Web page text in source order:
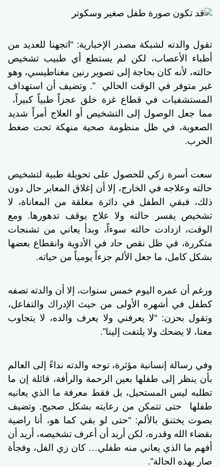
تقول والدته لشبكة مصدر الإخبارية: “اتجهنا للعديد من
أطباء الأعصاب، لكن لم يستطع أي طبيب تشخيص
حالته، لأنه كان بحاجة إلى تصوير رنين مغناطيسي، وهو
غير متوفر في الوقت الحالي
”. وتضيف أن استهداف
المستشفيات في قطاع غزة خلق عجزاً طبياً كبيراً،
مما جعل الوصول إلى التشخيص أو العلاج أمراً شديد
الصعوبة، في ظل منظومة صحية منهكة تحت ضغط
الحرب.
سعت أسرة زكي للحصول على تحويلة طبية لتشخيص
حالته وعلاجه في الخارج، إلا أن إغلاق المعابر حال دون
ذلك، فبقي الطفل في دائرة مغلقة من المعاناة، لا
تشخيص يفسر حالته ولا علاج يوقف تدهورها. ومع
الوقت، ازدادت حالته سوءاً، وبدأ يعاني من تشنجات
متكررة، في ظل نقص حاد في الأدوية وانقطاع بعضها
بشكل كامل، ما جعل الألم جزءاً يومياً من حياته.
ورغم أن عمره اليوم خمس سنوات، إلا أن والدته تصفه
كطفل في أشهره الأولى من حيث الإدراك والتفاعل،
وتقول بحزن: “لا يعرفني ولا يعرف والده، لا يتجاوب
معنا، لا يضحك ولا يلتفت إلينا”.
وفي رسالة إنسانية مؤثرة، توجه والدته نداءً إلى العالم
بأن ينظر إلى طفلها بعين الرحمة والرأفة، قائلة إن ما
تطلبه ليس المستحيل، بل فقط معرفة ما الذي يعانيه
طفلها
حتى تتمكن من رعايته بشكل صحيح. وتضيف
بصوت يختنق بالألم: “حتى لو بقي كما هو، أنا راضية
بقضاء الله وقدره، لكن أريد أن أعرف تشخيصه، أريد أن
أفهم ما الذي يعاني منه طفلي… كان زي الفل، وفجأة
صار بهذه الحالة”.